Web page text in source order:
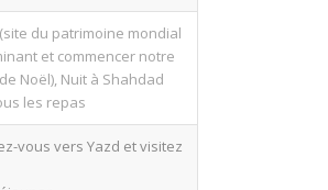
du patrimoine mondial
et commencer notre
Noël), Nuit à Shahdad
les repas
vous vers Yazd et visitez